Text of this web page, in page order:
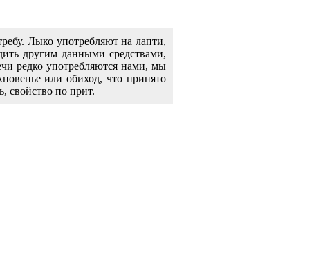
Лыко употребляют на лапти,
другим данными средствами,
редко употребляются нами, мы
или обиход, что принято
свойство по прит.